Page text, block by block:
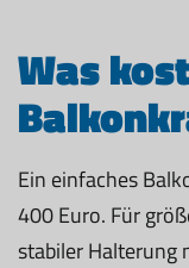
Was
Ein einfaches
400 Euro. Für
stabiler Halterung